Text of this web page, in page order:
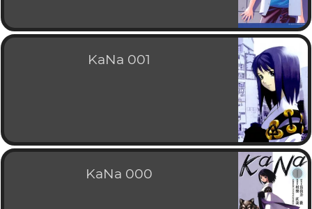
KaNa 001
KaNa 000